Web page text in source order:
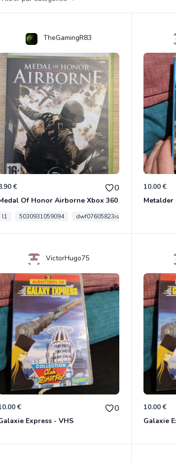
TheGamingR83
€ 0
Of Honor Airborne Xbox 360
l1 5030931059094 dwf07605823is
10.00 €
Metalder
VictorHugo75
€ 0
Express - VHS
10.00 €
Galaxie